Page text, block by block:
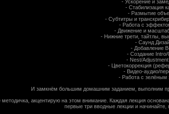
- Ускорение и
- Стабилизация
- Размытие
- Субтитры и
- Работа с
- Движение и
- Нижние трети, тайтлы,
- Саунд
- Добавление
- Создание Intro/
- Nest/
- Цветокоррекция
- Видео-аудио/
- Работа с зелёным
И замкнём большим домашним заданием, выполним
методичка, акцентирую на этом внимание. Каждая лекция
первые три вводные лекции и начинайте,